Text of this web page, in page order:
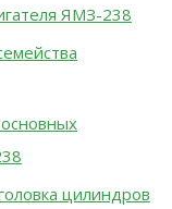
ЯМЗ-238
цилиндров